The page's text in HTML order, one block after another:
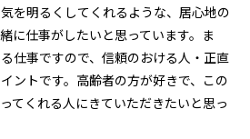
を明るくしてくれるような、居心地の
に仕事がしたいと思っています。ま
仕事ですので、信頼のおける人・正直
ントです。高齢者の方が好きで、この
てくれる人にきていただきたいと思っ